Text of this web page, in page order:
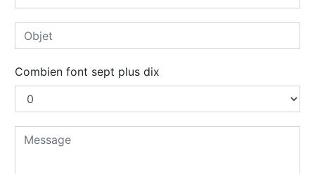
Combien font sept plus dix